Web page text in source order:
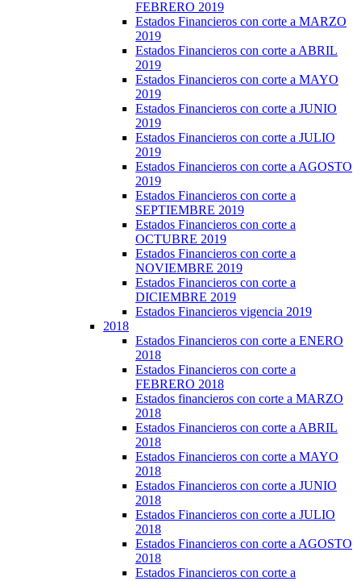
FEBRERO 2019
Estados Financieros con corte a MARZO
2019
Estados Financieros con corte a ABRIL
2019
Estados Financieros con corte a MAYO
2019
Estados Financieros con corte a JUNIO
2019
Estados Financieros con corte a JULIO
2019
Estados Financieros con corte a AGOSTO
2019
Estados Financieros con corte a
SEPTIEMBRE 2019
Estados Financieros con corte a
OCTUBRE 2019
Estados Financieros con corte a
NOVIEMBRE 2019
Estados Financieros con corte a
DICIEMBRE 2019
Estados Financieros vigencia 2019
2018
Estados Financieros con corte a ENERO
2018
Estados Financieros con corte a
FEBRERO 2018
Estados financieros con corte a MARZO
2018
Estados Financieros con corte a ABRIL
2018
Estados Financieros con corte a MAYO
2018
Estados Financieros con corte a JUNIO
2018
Estados Financieros con corte a JULIO
2018
Estados Financieros con corte a AGOSTO
2018
Estados Financieros con corte a